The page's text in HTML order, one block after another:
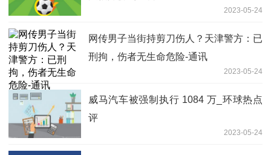
2023-05-24
网传男子当街持剪刀伤人？天津警方：已
刑拘，伤者无生命危险-通讯
2023-05-24
威马汽车被强制执行 1084 万_环球热点
评
2023-05-24